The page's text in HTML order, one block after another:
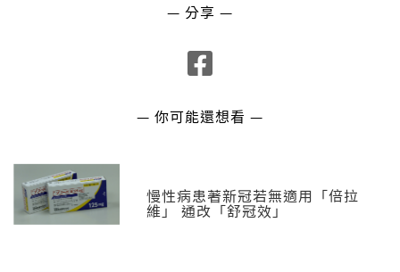
— 分享 —
— 你可能還想看 —
慢性病患著新冠若無適用「倍拉
維」 通改「舒冠效」